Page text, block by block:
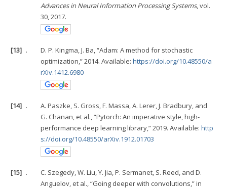
Advances in Neural Information Processing Systems, vol.
30, 2017.
[13] .
D. P. Kingma, J. Ba, “Adam: A method for stochastic
optimization,” 2014. Available:https://doi.org/10.48550/a
rXiv.1412.6980
[14] .
A. Paszke, S. Gross, F. Massa, A. Lerer, J. Bradbury, and
G. Chanan, et al., “Pytorch: An imperative style, high-
performance deep learning library,” 2019. Available:http
s://doi.org/10.48550/arXiv.1912.01703
[15] .
C. Szegedy, W. Liu, Y. Jia, P. Sermanet, S. Reed, and D.
Anguelov, et al., “Going deeper with convolutions,” in